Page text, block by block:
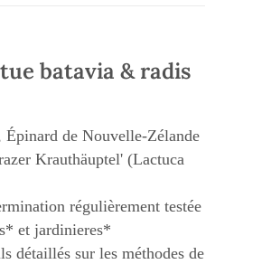
batavia & radis
de Nouvelle-Zélande
Krauthäuptel' (Lactuca
régulièrement testée
et jardinieres*
détaillés sur les méthodes de